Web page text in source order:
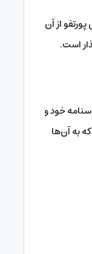
از آن
است.
خود و
به آن‌ها